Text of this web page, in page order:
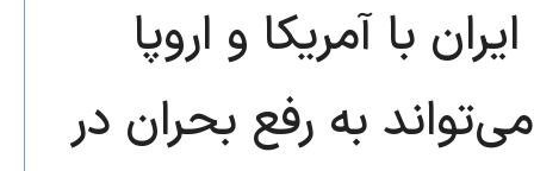
با آمریکا و اروپا
به رفع بحران در